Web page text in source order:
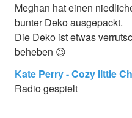
Meghan hat einen
bunter Deko ausgepackt.
Die Deko ist etwas
beheben 😉
Kate Perry - Cozy little
Radio gespielt